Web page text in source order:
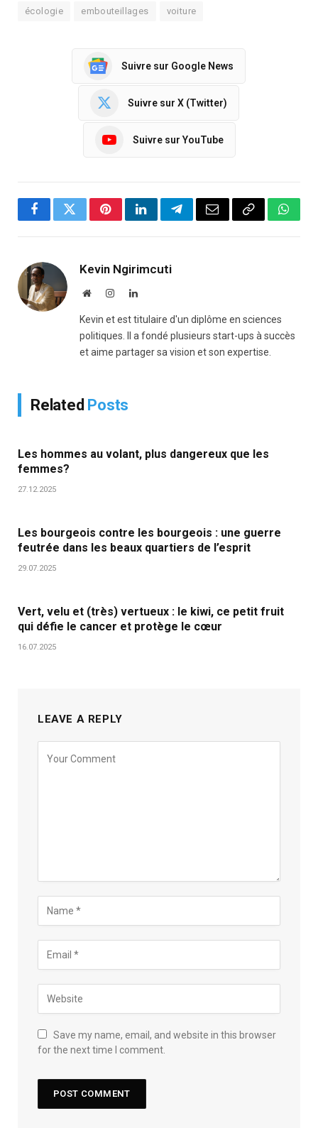
écologie embouteillages voiture
Suivre sur Google News
Suivre sur X (Twitter)
Suivre sur YouTube
FacebookTwitterPinterestLinkedInTelegramEmail Copy
Kevin Ngirimcuti
WebsiteInstagramLinkedIn
Kevin et est titulaire d'un diplôme en sciences
politiques. Il a fondé plusieurs start-ups à succès
et aime partager sa vision et son expertise.
Related Posts
Les hommes au volant, plus dangereux que les
femmes?
27.12.2025
Les bourgeois contre les bourgeois : une guerre
feutrée dans les beaux quartiers de l’esprit
29.07.2025
Vert, velu et (très) vertueux : le kiwi, ce petit fruit
qui défie le cancer et protège le cœur
16.07.2025
LEAVE A REPLY
Save my name, email, and website in this browser
for the next time I comment.